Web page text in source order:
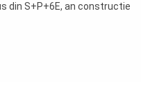
din S+P+6E, an constructie